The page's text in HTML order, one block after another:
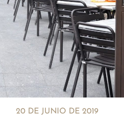
20 DE JUNIO DE 2019